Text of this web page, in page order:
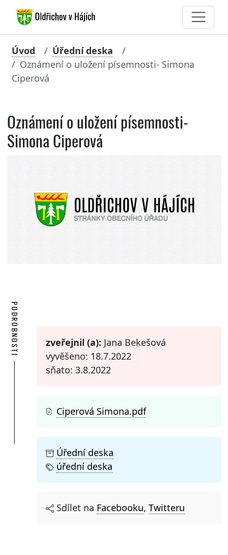
Úvod
Úřední deska
Oznámení o uložení písemnosti- Simona
Ciperová
Oznámení o uložení písemnosti-
Simona Ciperová
PODROBNOSTI zveřejnil (a): Jana Bekešová
vyvěšeno: 18.7.2022
sňato: 3.8.2022
Ciperová Simona.pdf
Úřední deska
úřední deska
Sdílet na Facebooku, Twitteru